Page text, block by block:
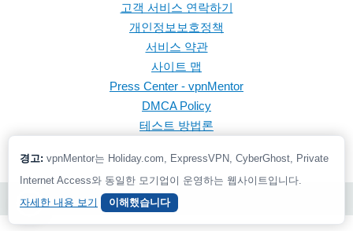
고객 서비스 연락하기
개인정보보호정책
서비스 약관
사이트 맵
Press Center - vpnMentor
DMCA Policy
테스트 방법론
© 2026 vpnMentor | 모든 권리 보유
경고: vpnMentor는 Holiday.com, ExpressVPN, CyberGhost, Private
Internet Access와 동일한 모기업이 운영하는 웹사이트입니다.
자세한 내용 보기
이해했습니다